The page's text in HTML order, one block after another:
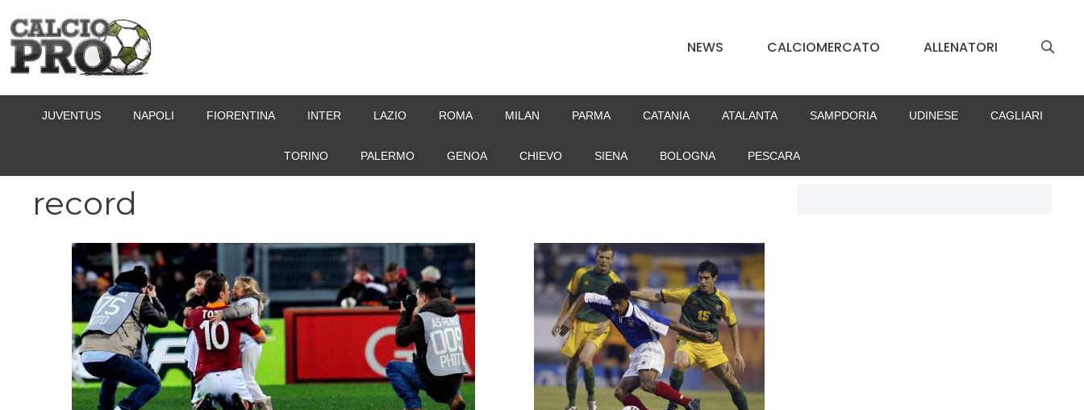
contenuto
NEWS CALCIOMERCATO ALLENATORI
JUVENTUS NAPOLI FIORENTINA INTER LAZIO ROMA MILAN PARMA CATANIA ATALANTA SAMPDORIA UDINESE CAGLIARI
TORINO PALERMO GENOA CHIEVO SIENA BOLOGNA PESCARA
record